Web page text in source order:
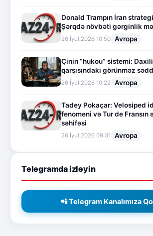
Donald Trampın İran
Şərqdə növbəti gərginlik
26.İyul.2026 10:50 Avropa
Çinin “hukou” sistemi:
qarşısındakı görünməz sədd
26.İyul.2026 10:22 Avropa
Tadey Pokaçar: Velosiped
fenomeni və Tur de Fransın
səhifəsi
26.İyul.2026 09:31 Avropa
Telegramda izləyin
📲 Telegram Kanalımıza